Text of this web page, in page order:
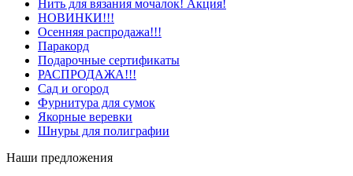
Нить для вязания мочалок! Акция!
НОВИНКИ!!!
Осенняя распродажа!!!
Паракорд
Подарочные сертификаты
РАСПРОДАЖА!!!
Сад и огород
Фурнитура для сумок
Якорные веревки
Шнуры для полиграфии
Наши предложения